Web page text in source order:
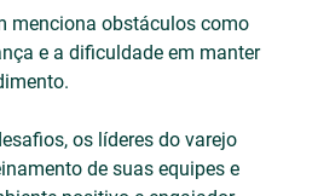
menciona obstáculos como
e a dificuldade em manter
os líderes do varejo
de suas equipes e